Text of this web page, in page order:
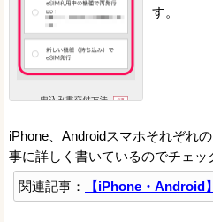
す。
iPhone、Androidスマホそれぞれ
事に詳しく書いているのでチェッ
関連記事：
【iPhone・Android